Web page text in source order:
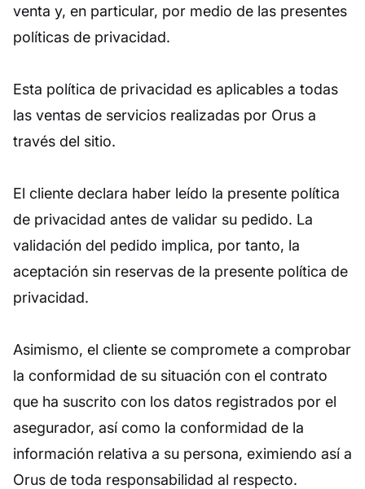
venta y, en particular, por medio de las presentes
políticas de privacidad.
Esta política de privacidad es aplicables a todas
las ventas de servicios realizadas por Orus a
través del sitio.
El cliente declara haber leído la presente política
de privacidad antes de validar su pedido. La
validación del pedido implica, por tanto, la
aceptación sin reservas de la presente política de
privacidad.
Asimismo, el cliente se compromete a comprobar
la conformidad de su situación con el contrato
que ha suscrito con los datos registrados por el
asegurador, así como la conformidad de la
información relativa a su persona, eximiendo así a
Orus de toda responsabilidad al respecto.